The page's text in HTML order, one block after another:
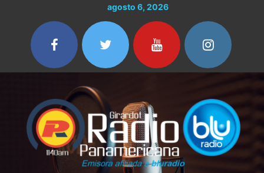
contenido
agosto 6, 2026